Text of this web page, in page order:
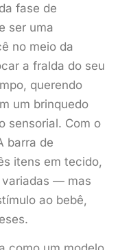
fase de
ser uma
no meio da
a fralda do seu
querendo
um brinquedo
sensorial. Com o
barra de
itens em tecido,
— mas
ao bebê,